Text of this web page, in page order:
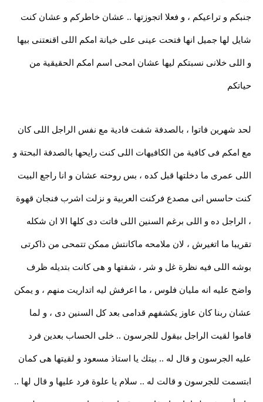
جنبكم و تراعيكم ، و فعلا اتجوزتها .. عشان خاطركم و عشان كنت
شايل لها جميل انها فتحت عينى على خيانة امكم اللى اقنعتنى بيها
و اللى خلانى نسبتكم ليها عشان امحى اسم امكم الحقيقية من
حياتكم
لحد شهرين فاتوا ، بالصدفة شفت فادية مع نفس الراجل اللى كان
مع امكم فى كافية من الكافيهات اللى كنت رايحها بالصدفة البحتة و
اللى عمرى ما دخلتها قبل كده ، بس روحته عشان و انا راجع البيت
كنت حاسس انى مصدع فركنت العربية و نزلت اشرب فنجان قهوة
، الراجل ده و اللى برغم السنين اللى فاتت دى كلها الا ان شكله
تقريبا ما اتغيرش ، لان ملامحه ماكانتش ممكن تتمحى من ذاكرتى
بوشه اللى فيه نظرة غل و شر ، شفتها و هى كانت بتديله ظرف
واضح عليه انه مليان فلوس ، ما اعرفش ليه اتداريت منهم ، و يمكن
عشان ربنا كان عاوز يكشفهم قدامى بعد كل السنين دى ، و لما
قاموا لقيت الراجل بيقول للجرسون .. خلى الحساب بعدين فرد
عليه الجرسون و قال له .. بيتك يا استاذ مسعود و لقيتها هى كمان
ابتسمت للجرسون و قالت له .. سلام يا علوة فرد عليها و قال لها ..